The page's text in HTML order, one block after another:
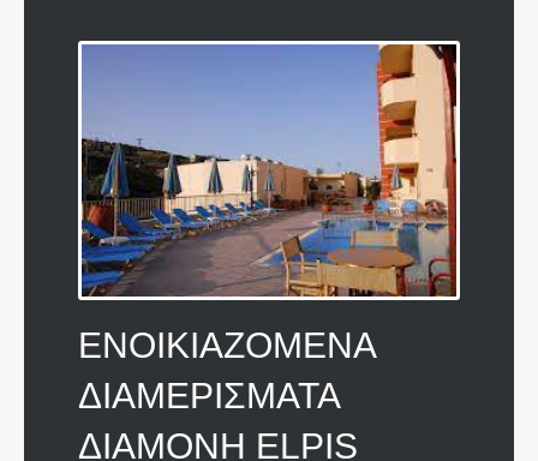
ΕΝΟΙΚΙΑΖΟΜΕΝΑ
ΔΙΑΜΕΡΙΣΜΑΤΑ
ΔΙΑΜΟΝΗ ELPIS